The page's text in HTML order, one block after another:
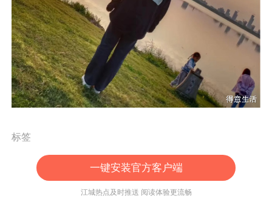
标签
一键安装官方客户端
江城热点及时推送 阅读体验更流畅